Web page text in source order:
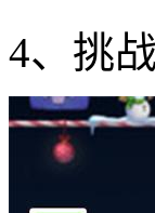
4、挑